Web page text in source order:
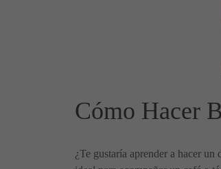
Cómo Hacer
¿Te gustaría aprender a hacer